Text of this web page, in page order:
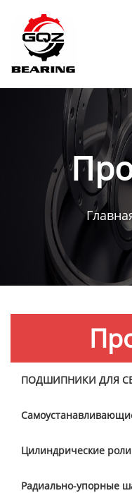
Главная
Продукция
Новости
Контакты
ПОДШИПНИКИ ДЛЯ
Цилиндрические
Радиально-упорные